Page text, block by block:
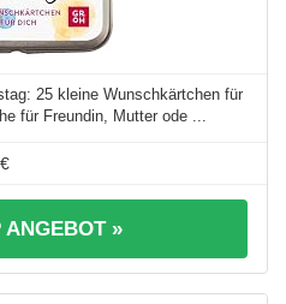
25 kleine Wunschkärtchen für
für Freundin, Mutter ode ...
ANGEBOT »